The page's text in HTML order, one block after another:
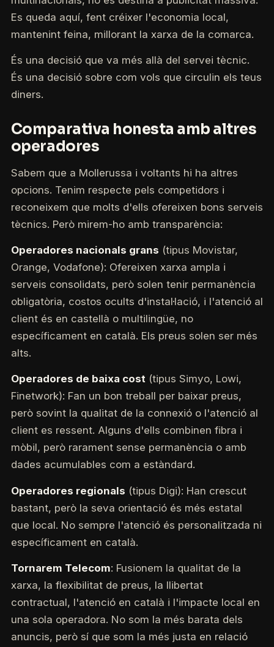
Es queda aquí, fent créixer l'economia local,
mantenint feina, millorant la xarxa de la comarca.
És una decisió que va més allà del servei tècnic.
És una decisió sobre com vols que circulin els teus
diners.
Comparativa honesta amb altres
operadores
Sabem que a Mollerussa i voltants hi ha altres
opcions. Tenim respecte pels competidors i
reconeixem que molts d'ells ofereixen bons serveis
tècnics. Però mirem-ho amb transparència:
Operadores nacionals grans (tipus Movistar,
Orange, Vodafone): Ofereixen xarxa ampla i
serveis consolidats, però solen tenir permanència
obligatòria, costos ocults d'instal·lació, i l'atenció al
client és en castellà o multilingüe, no
específicament en català. Els preus solen ser més
alts.
Operadores de baixa cost(tipus Simyo, Lowi,
Finetwork): Fan un bon treball per baixar preus,
però sovint la qualitat de la connexió o l'atenció al
client es ressent. Alguns d'ells combinen fibra i
mòbil, però rarament sense permanència o amb
dades acumulables com a estàndard.
Operadores regionals (tipus Digi): Han crescut
bastant, però la seva orientació és més estatal
que local. No sempre l'atenció és personalitzada ni
específicament en català.
Tornarem Telecom: Fusionem la qualitat de la
xarxa, la flexibilitat de preus, la llibertat
contractual, l'atenció en català i l'impacte local en
una sola operadora. No som la més barata dels
anuncis, però sí que som la més justa en relació